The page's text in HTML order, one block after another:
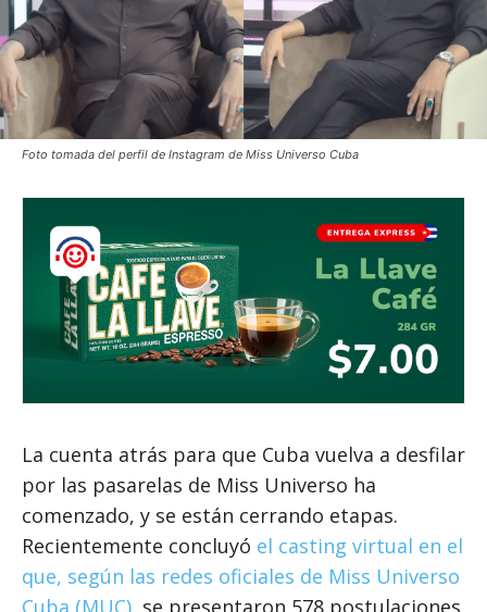
Foto tomada del perfil de Instagram de Miss Universo Cuba
La cuenta atrás para que Cuba vuelva a desfilar
por las pasarelas de Miss Universo ha
comenzado, y se están cerrando etapas.
Recientemente concluyó el casting virtual en el
que, según las redes oficiales de Miss Universo
Cuba (MUC), se presentaron 578 postulaciones.